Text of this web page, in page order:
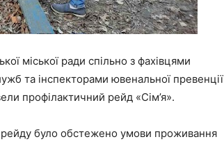
міської ради спільно з фахівцями
та інспекторами ювенальної превенції
профілактичний рейд «Сім’я».
рейду було обстежено умови проживання